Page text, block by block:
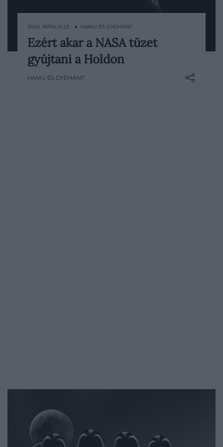
A tűz az űrkutatás egyik legnagyobb
kockázata, és ez a Holdra tervezett
NASA ezért egy olyan kísérletet készít elő,
2026. ÁPRILIS 23. ● HAMU ÉS GYÉMÁNT
Ezért akar a NASA tüzet
gyújtani a Holdon
HAMU ÉS GYÉMÁNT